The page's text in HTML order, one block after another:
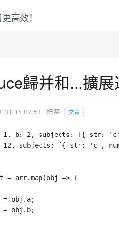
高效！
歸并和...擴
31 15:07:51 标签: 文章
1 , b: 2 , subjects : [{ str: 'c'
12 , subjects : [{ str: 'c' ,
= arr.map(obj => {
= obj . a;
= obj . b;